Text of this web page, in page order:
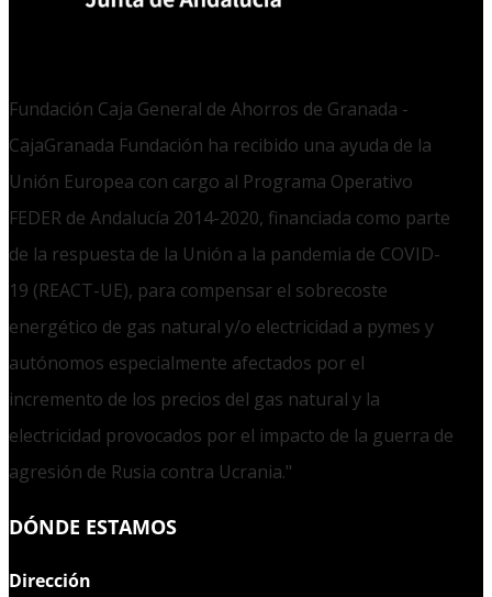
Fundación Caja General de Ahorros de Granada -
CajaGranada Fundación ha recibido una ayuda de la
Unión Europea con cargo al Programa Operativo
FEDER de Andalucía 2014-2020, financiada como parte
de la respuesta de la Unión a la pandemia de COVID-
19 (REACT-UE), para compensar el sobrecoste
energético de gas natural y/o electricidad a pymes y
autónomos especialmente afectados por el
incremento de los precios del gas natural y la
electricidad provocados por el impacto de la guerra de
agresión de Rusia contra Ucrania."
DÓNDE ESTAMOS
Dirección